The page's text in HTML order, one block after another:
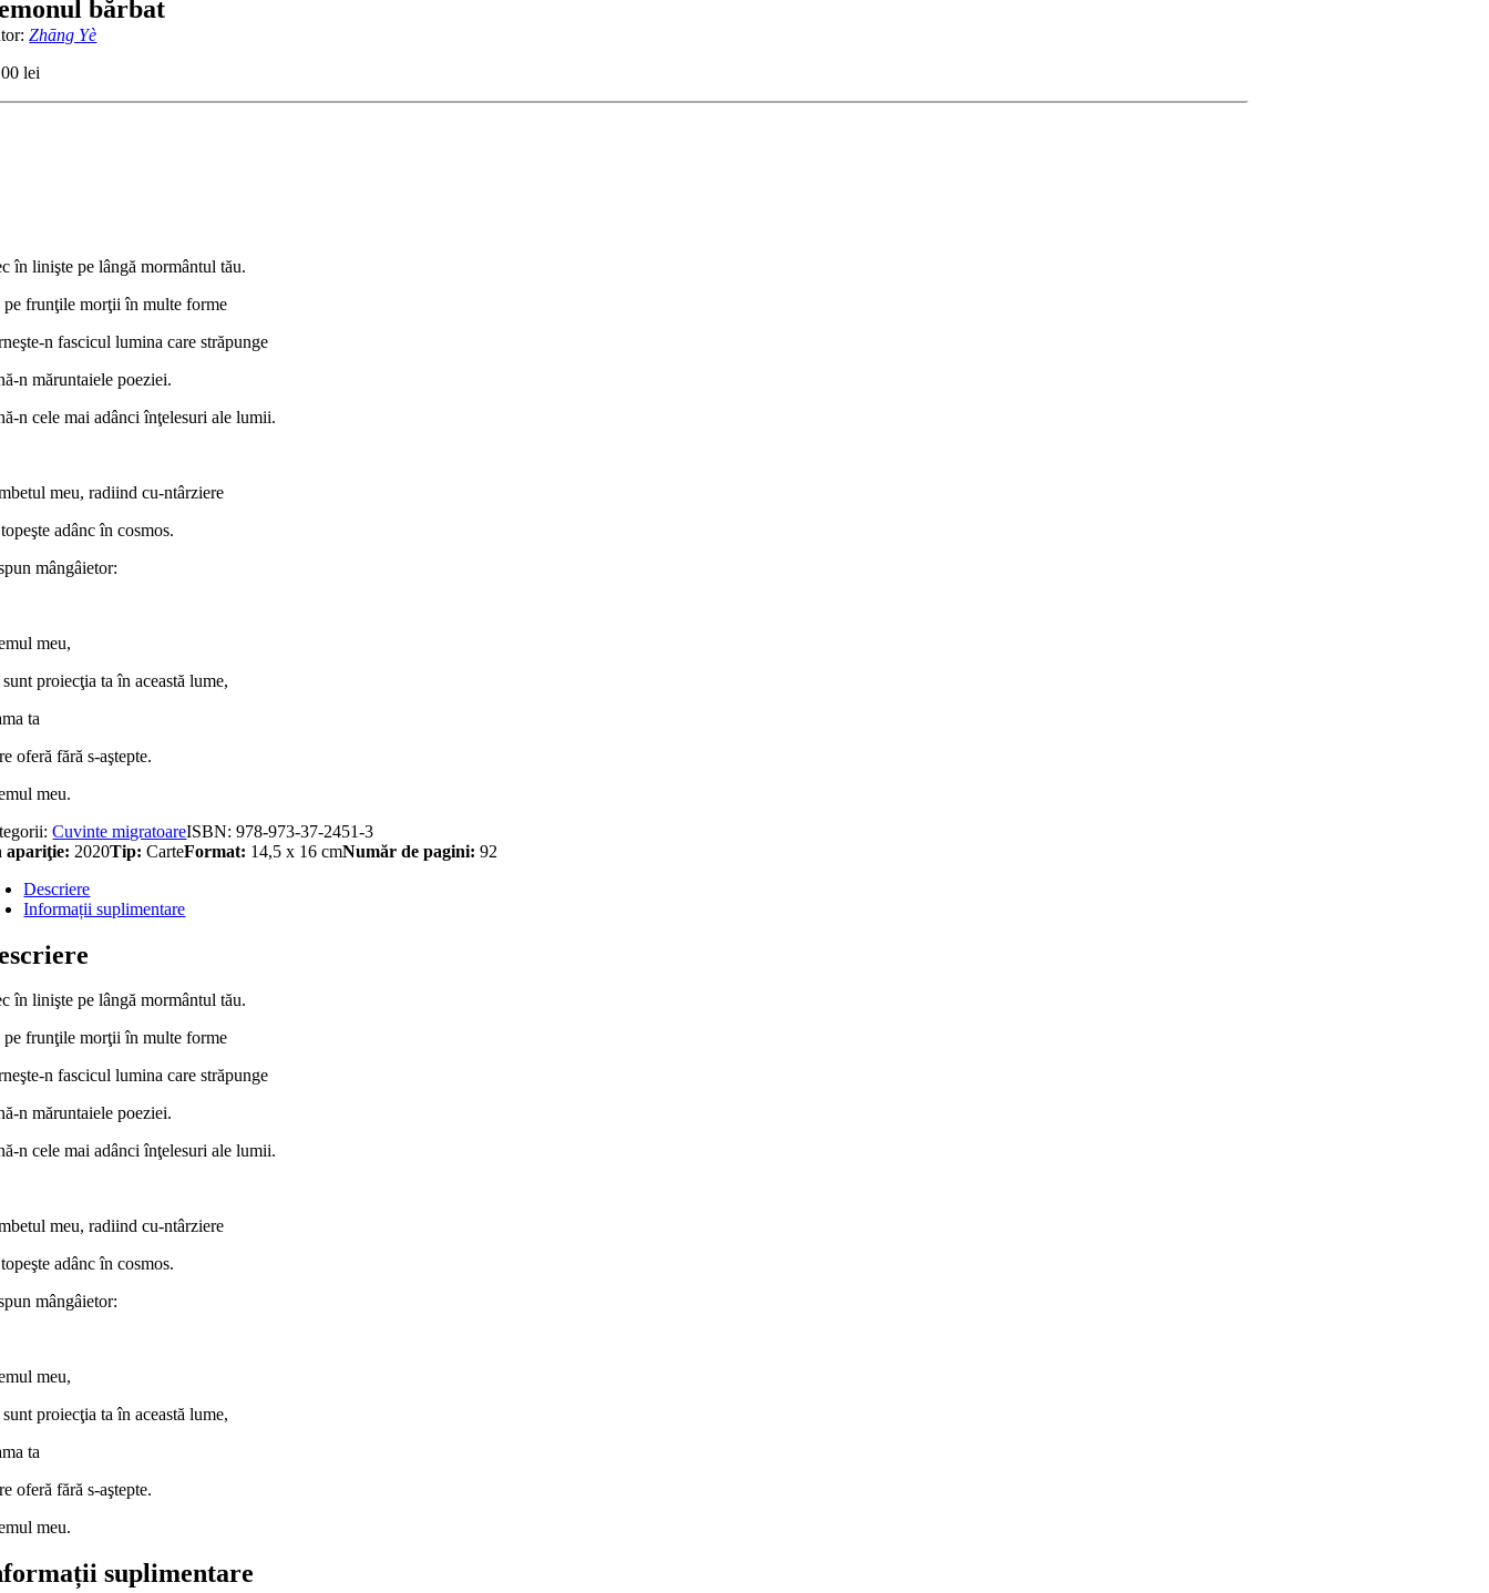
bărbat
Zhāng Yè
lei
în linişte pe lângă mormântul tău.
pe frunţile morţii în multe forme
n fascicul lumina care străpunge
n măruntaiele poeziei.
n cele mai adânci înţelesuri ale lumii.
meu, radiind cu-ntârziere
adânc în cosmos.
mângâietor:
meu,
proiecţia ta în această lume,
ta
oferă fără s-aştepte.
meu.
Cuvinte migratoareISBN:978-973-37-2451-3
apariţie: 2020Tip: CarteFormat: 14,5 x 16 cmNumăr de pagini: 92
Descriere
Informații suplimentare
în linişte pe lângă mormântul tău.
pe frunţile morţii în multe forme
n fascicul lumina care străpunge
n măruntaiele poeziei.
n cele mai adânci înţelesuri ale lumii.
meu, radiind cu-ntârziere
adânc în cosmos.
mângâietor:
meu,
proiecţia ta în această lume,
ta
oferă fără s-aştepte.
meu.
suplimentare